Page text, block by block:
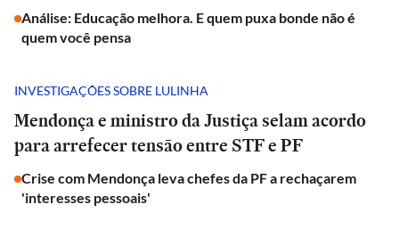
Análise: Educação melhora. E quem puxa bonde não é
quem você pensa
INVESTIGAÇÕES SOBRE LULINHA
Mendonça e ministro da Justiça selam acordo
para arrefecer tensão entre STF e PF
Crise com Mendonça leva chefes da PF a rechaçarem
'interesses pessoais'